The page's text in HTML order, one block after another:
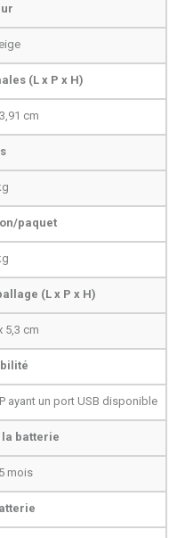
(L x P x H)
cm
paquet
(L x P x H)
5,3 cm
ayant un port USB disponible
la batterie
mois